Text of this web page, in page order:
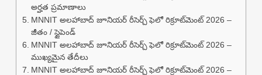
అర్హత ప్రమాణాలు
MNNIT అలహాబాద్ జూనియర్ రీసెర్చ్ ఫెలో రిక్రూట్‌మెంట్ 2026 –
జీతం / స్టైపెండ్
MNNIT అలహాబాద్ జూనియర్ రీసెర్చ్ ఫెలో రిక్రూట్‌మెంట్ 2026 –
ముఖ్యమైన తేదీలు
MNNIT అలహాబాద్ జూనియర్ రీసెర్చ్ ఫెలో రిక్రూట్‌మెంట్ 2026 –